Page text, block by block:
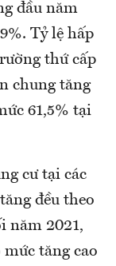
đầu năm
Tỷ lệ hấp
thứ cấp
chung tăng
61,5% tại
cư tại các
đều theo
năm 2021,
tăng cao